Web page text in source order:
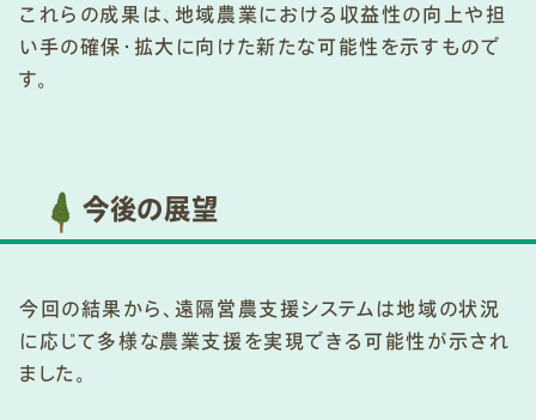
これらの成果は、地域農業における収益性の向上や担
い手の確保・拡大に向けた新たな可能性を示すもので
す。
今後の展望
今回の結果から、遠隔営農支援システムは地域の状況
に応じて多様な農業支援を実現できる可能性が示され
ました。